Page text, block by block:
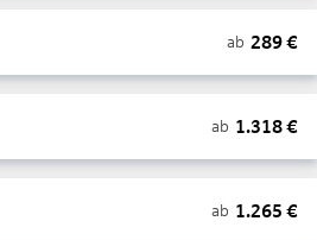
ab 289€
ab 1.318€
ab 1.265 €